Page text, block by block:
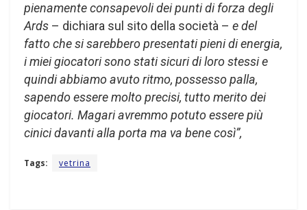
pienamente consapevoli dei punti di forza degli
Ards – dichiara sul sito della società – e del
fatto che si sarebbero presentati pieni di energia,
i miei giocatori sono stati sicuri di loro stessi e
quindi abbiamo avuto ritmo, possesso palla,
sapendo essere molto precisi, tutto merito dei
giocatori. Magari avremmo potuto essere più
cinici davanti alla porta ma va bene così”,
Tags: vetrina